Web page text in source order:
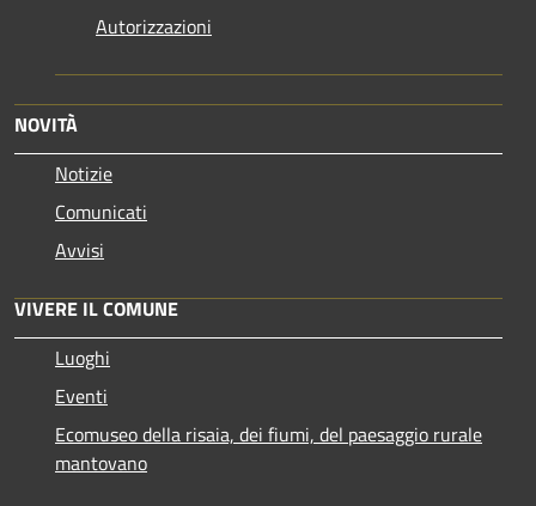
Autorizzazioni
NOVITÀ
Notizie
Comunicati
Avvisi
VIVERE IL COMUNE
Luoghi
Eventi
Ecomuseo della risaia, dei fiumi, del paesaggio rurale
mantovano